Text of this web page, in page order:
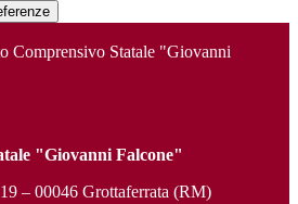
Comprensivo Statale "Giovanni
"Giovanni Falcone"
– 00046 Grottaferrata (RM)